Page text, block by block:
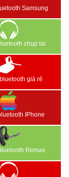
Samsung
chụp tai
giá rẻ
IPhone
Remax